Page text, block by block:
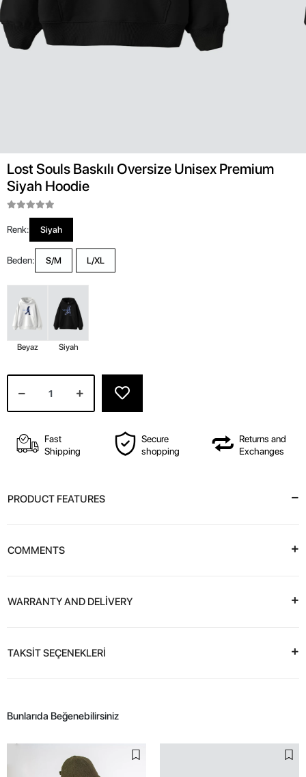
Lost Souls Baskılı Oversize Unisex Premium
Siyah Hoodie
Renk: Siyah
Beden: S/M L/XL
Beyaz Siyah
Fast
Shipping
Secure
shopping
Returns and
Exchanges
PRODUCT FEATURES
COMMENTS
WARRANTY AND DELİVERY
TAKSİT SEÇENEKLERİ
Bunlarıda Beğenebilirsiniz